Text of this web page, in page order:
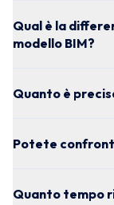
Qual è la
modello BIM?
Quanto è
Potete
Quanto tempo